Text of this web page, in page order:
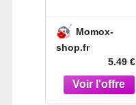
Momox-
shop.fr
5.49 €